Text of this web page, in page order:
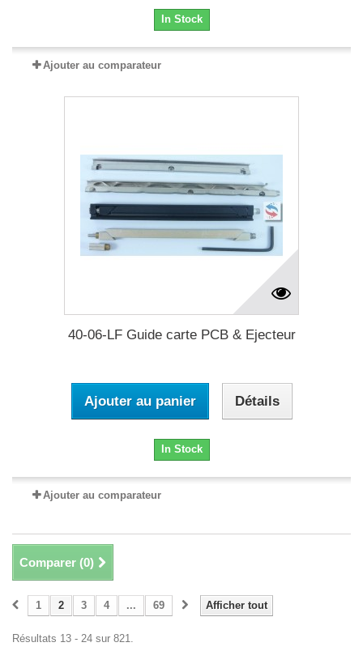
In Stock
Ajouter au comparateur
40-06-LF Guide carte PCB & Ejecteur
Ajouter au panier Détails
In Stock
Ajouter au comparateur
Comparer (0)
Afficher tout
1 2 3 4 ... 69
Résultats 13 - 24 sur 821.